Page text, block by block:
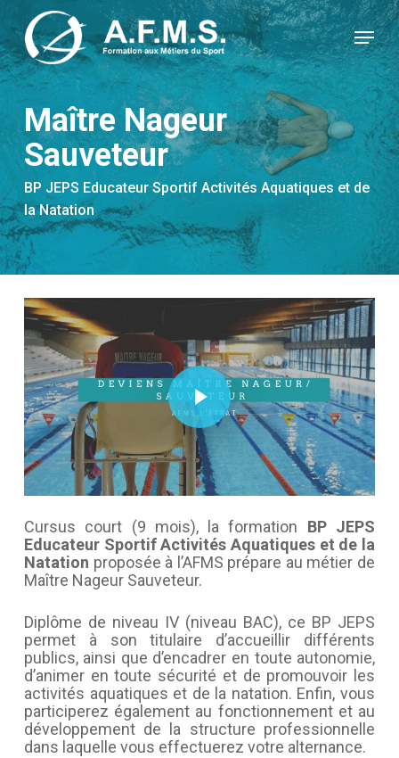
to
main
content
Menu
Maître Nageur
Sauveteur
BP JEPS Educateur Sportif Activités Aquatiques et de
la Natation
Play Video
Play Video
Cursus court (9 mois), la formation BP JEPS
Educateur Sportif Activités Aquatiques et de la
Natation proposée à l’AFMS prépare au métier de
Maître Nageur Sauveteur.
Diplôme de niveau IV (niveau BAC), ce BP JEPS
permet à son titulaire d’accueillir différents
publics, ainsi que d’encadrer en toute autonomie,
d’animer en toute sécurité et de promouvoir les
activités aquatiques et de la natation. Enfin, vous
participerez également au fonctionnement et au
développement de la structure professionnelle
dans laquelle vous effectuerez votre alternance.
Panneau de gestion des cookies